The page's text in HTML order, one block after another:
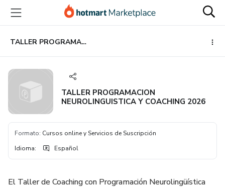
principal
página
de
página
TALLER PROGRAMACION NEUROLINGUISTICA Y COACHING 2026
TALLER PROGRAMACION
NEUROLINGUISTICA Y COACHING 2026
Formato: Cursos online y Servicios de Suscripción
Idioma: Español
El Taller de Coaching con Programación Neurolingüística